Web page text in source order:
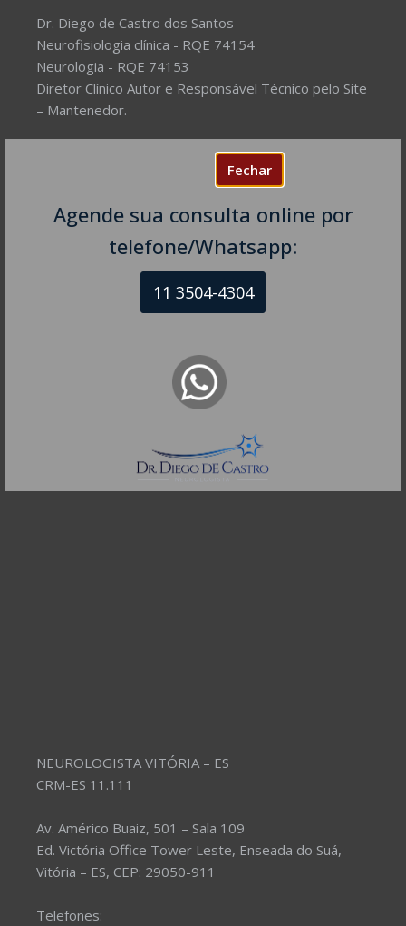
Fechar
Agende sua consulta online por
telefone/Whatsapp:
11 3504-4304
Dr. Diego de Castro dos Santos
Neurofisiologia clínica - RQE 74154
Neurologia - RQE 74153
Diretor Clínico Autor e Responsável Técnico pelo Site
– Mantenedor.
Prover Soluções cada vez mais
completas de forma facilitada para a gestão da saúde
humanidade e sustentabilidade. Destinado ao
público em geral.
NEUROLOGISTA EM SÃO PAULO – SP
R. Itapeva, 518 - sala 1301
Bela Vista - São Paulo - SP
NEUROLOGISTA VITÓRIA – ES
CRM-ES 11.111
Av. Américo Buaiz, 501 – Sala 109
Ed. Victória Office Tower Leste, Enseada do Suá,
Vitória – ES, CEP: 29050-911
Telefones: